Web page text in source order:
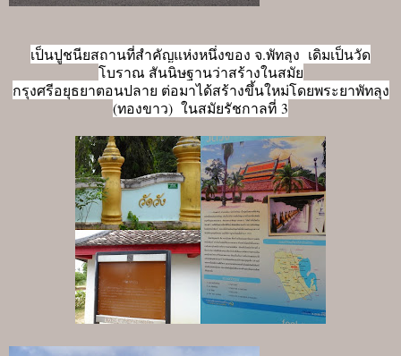
เป็นปูชนียสถานที่สำคัญแห่งหนึ่งของ จ.พัทลุง เดิมเป็นวัด
โบราณ สันนิษฐานว่าสร้างในสมัย
กรุงศรีอยุธยาตอนปลาย ต่อมาได้สร้างขึ้นใหม่โดยพระยาพัทลุง
(ทองขาว) ในสมัยรัชกาลที่ 3